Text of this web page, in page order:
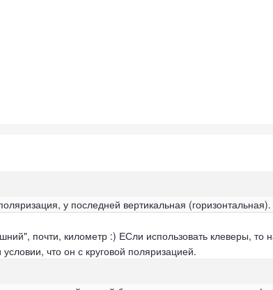
у последней вертикальная (горизонтальная).
почти, километр :) ЕСли использовать клеверы, то
что он с круговой поляризацией.